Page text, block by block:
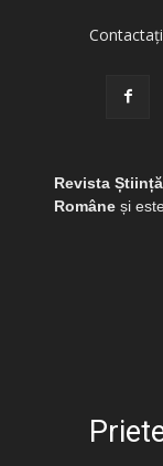
Revista
Româneși